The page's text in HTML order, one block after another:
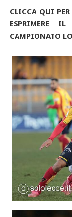
CLICCA QUI PER
ESPRIMERE
CAMPIONATO